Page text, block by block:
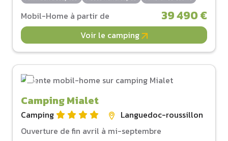
Mobil-Home à partir de 39 490 €
Voir le camping
Camping Mialet
Camping
Languedoc-roussillon
Ouverture de fin avril à mi-septembre